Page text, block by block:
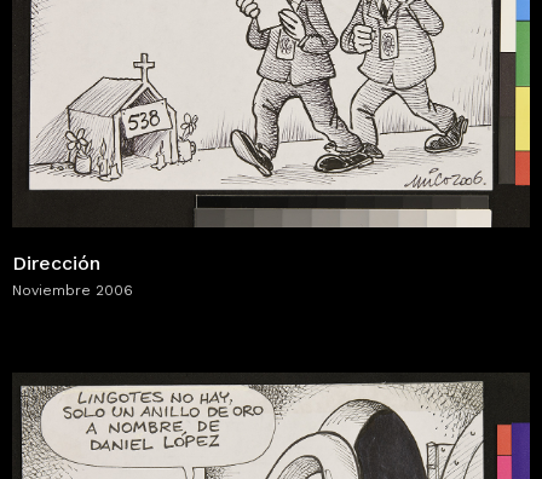
Dirección
Noviembre 2006